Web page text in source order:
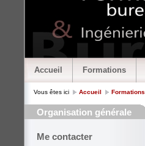
Accueil Formations
Vous êtes ici Accueil Formations
Organisation générale
Me contacter